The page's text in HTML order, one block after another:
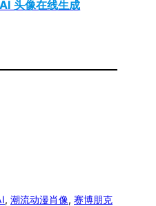
AI 头像在线生成
, 潮流动漫肖像, 赛博朋克